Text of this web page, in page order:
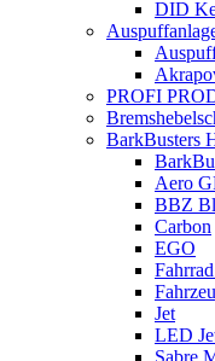
DID
PROFI
BarkBusters
Aero
BBZ
Carbon
EGO
Jet
LED
Sabre